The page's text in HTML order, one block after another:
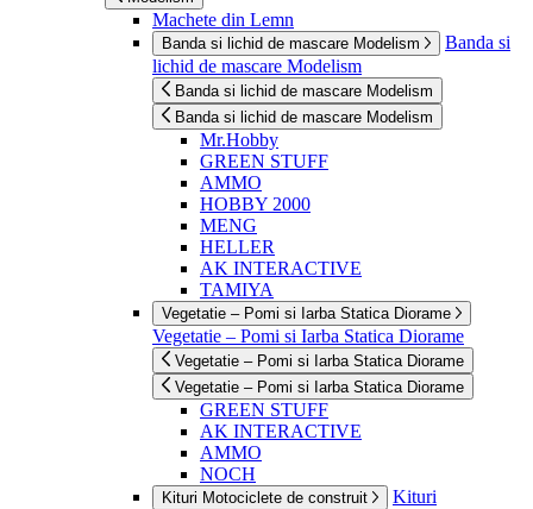
Machete din Lemn
Banda si lichid de mascare Modelism
Banda si
lichid de mascare Modelism
Banda si lichid de mascare Modelism
Banda si lichid de mascare Modelism
Mr.Hobby
GREEN STUFF
AMMO
HOBBY 2000
MENG
HELLER
AK INTERACTIVE
TAMIYA
Vegetatie – Pomi si Iarba Statica Diorame
Vegetatie – Pomi si Iarba Statica Diorame
Vegetatie – Pomi si Iarba Statica Diorame
Vegetatie – Pomi si Iarba Statica Diorame
GREEN STUFF
AK INTERACTIVE
AMMO
NOCH
Kituri Motociclete de construit
Kituri